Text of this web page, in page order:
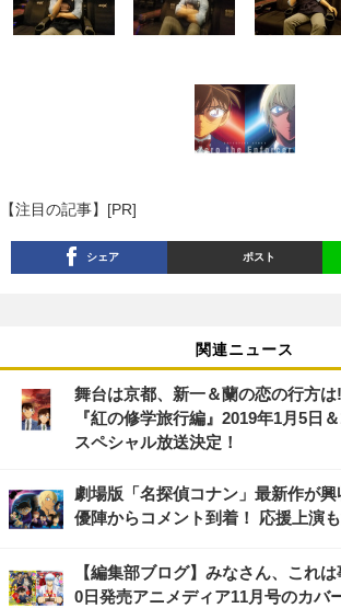
【注目の記事】[PR]
シェア ポスト
関連ニュース
舞台は京都、新一＆蘭の恋の行方
『紅の修学旅行編』2019年1月5日
スペシャル放送決定！
劇場版「名探偵コナン」最新作が
優陣からコメント到着！ 応援上演
【編集部ブログ】みなさん、これ
0日発売アニメディア11月号のカバ